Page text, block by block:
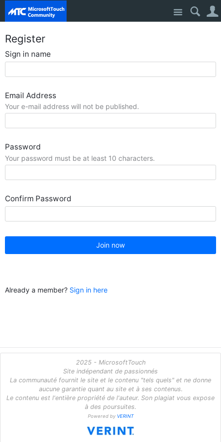
Site
Register
Sign in name
Email Address
Your e-mail address will not be published.
Password
Your password must be at least 10 characters.
Confirm Password
Join now
Already a member? Sign in here
2025 - MicrosoftTouch
Site indépendant de passionnés
La communauté fournit le site et le contenu "tels quels" et ne donne
aucune garantie quant au site et à ses contenus.
Le contenu est l'entière propriété de l'auteur. Son plagiat vous expose
à des poursuites.
Powered by VERINT